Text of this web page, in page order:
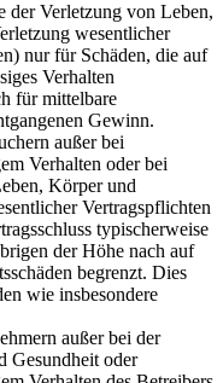
der Verletzung von Leben,
wesentlicher
nur für Schäden, die auf
Verhalten
für mittelbare
Gewinn.
außer bei
Verhalten oder bei
Körper und
Vertragspflichten
typischerweise
der Höhe nach auf
begrenzt. Dies
wie insbesondere
außer bei der
Gesundheit oder